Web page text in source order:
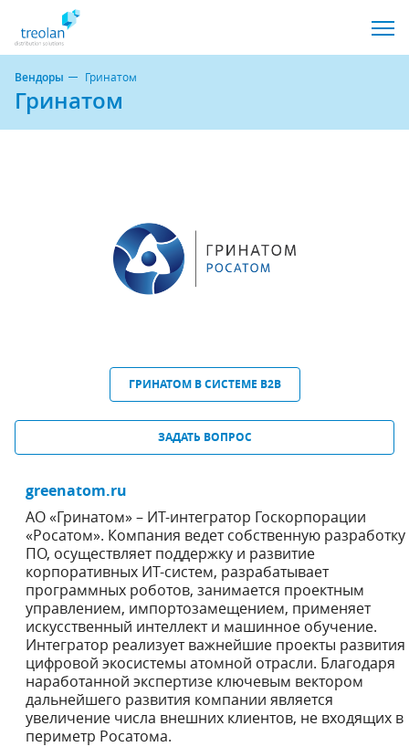
Вендоры Гринатом
Гринатом
ГРИНАТОМ В СИСТЕМЕ B2B
ЗАДАТЬ ВОПРОС
greenatom.ru
АО «Гринатом» – ИТ-интегратор Госкорпорации
«Росатом». Компания ведет собственную разработку
ПО, осуществляет поддержку и развитие
корпоративных ИТ-систем, разрабатывает
программных роботов, занимается проектным
управлением, импортозамещением, применяет
искусственный интеллект и машинное обучение.
Интегратор реализует важнейшие проекты развития
цифровой экосистемы атомной отрасли. Благодаря
наработанной экспертизе ключевым вектором
дальнейшего развития компании является
увеличение числа внешних клиентов, не входящих в
периметр Росатома.